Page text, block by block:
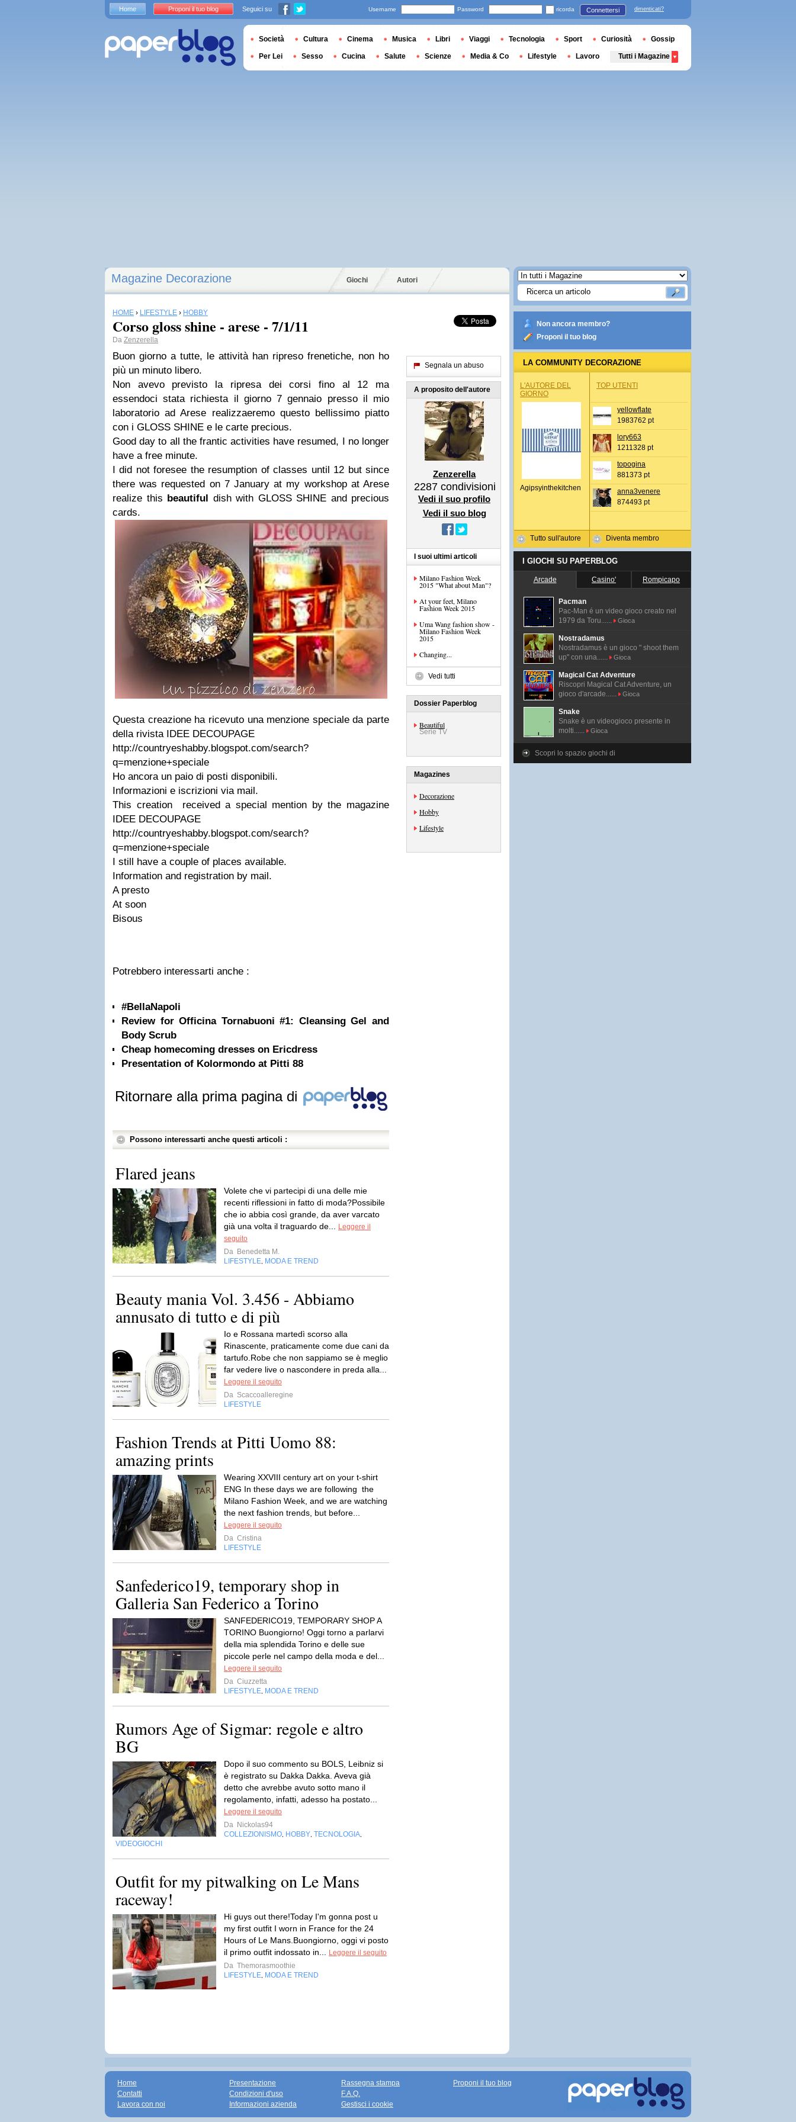
Magazine Decorazione Giochi Autori
HOME › LIFESTYLE › HOBBY
Corso gloss shine - arese - 7/1/11
Da Zenzerella
Buon giorno a tutte, le attività han ripreso frenetiche, non ho
più un minuto libero.
Non avevo previsto la ripresa dei corsi fino al 12 ma
essendoci stata richiesta il giorno 7 gennaio presso il mio
laboratorio ad Arese realizzaeremo questo bellissimo piatto
con i GLOSS SHINE e le carte precious.
Good day to all the frantic activities have resumed, I no longer
have a free minute.
I did not foresee the resumption of classes until 12 but since
there was requested on 7 January at my workshop at Arese
realize this beautiful dish with GLOSS SHINE and precious
cards.
Questa creazione ha ricevuto una menzione speciale da parte
della rivista IDEE DECOUPAGE
http://countryeshabby.blogspot.com/search?
q=menzione+speciale
Ho ancora un paio di posti disponibili.
Informazioni e iscrizioni via mail.
This creation received a special mention by the magazine
IDEE DECOUPAGE
http://countryeshabby.blogspot.com/search?
q=menzione+speciale
I still have a couple of places available.
Information and registration by mail.
A presto
At soon
Bisous
Potrebbero interessarti anche :
#BellaNapoli
Review for Officina Tornabuoni #1: Cleansing Gel and
Body Scrub
Cheap homecoming dresses on Ericdress
Presentation of Kolormondo at Pitti 88
Ritornare alla prima pagina di
Possono interessarti anche questi articoli :
Flared jeans
Volete che vi partecipi di una delle mie
recenti riflessioni in fatto di moda?Possibile
che io abbia così grande, da aver varcato
già una volta il traguardo de...
Leggere il
seguito
Da Benedetta M.
LIFESTYLE MODA E TREND
Beauty mania Vol. 3.456 - Abbiamo
annusato di tutto e di più
Io e Rossana martedì scorso alla
Rinascente, praticamente come due cani da
tartufo.Robe che non sappiamo se è meglio
far vedere live o nascondere in preda alla...
Leggere il seguito
Da Scaccoalleregine
LIFESTYLE
Fashion Trends at Pitti Uomo 88:
amazing prints
Wearing XXVIII century art on your t-shirt
ENG In these days we are following the
Milano Fashion Week, and we are watching
the next fashion trends, but before...
Leggere il seguito
Da Cristina
LIFESTYLE
Sanfederico19, temporary shop in
Galleria San Federico a Torino
SANFEDERICO19, TEMPORARY SHOP A
TORINO Buongiorno! Oggi torno a parlarvi
della mia splendida Torino e delle sue
piccole perle nel campo della moda e del...
Leggere il seguito
Da Ciuzzetta
LIFESTYLE MODA E TREND
Rumors Age of Sigmar: regole e altro
BG
Dopo il suo commento su BOLS, Leibniz si
è registrato su Dakka Dakka. Aveva già
detto che avrebbe avuto sotto mano il
regolamento, infatti, adesso ha postato...
Leggere il seguito
Da Nickolas94
COLLEZIONISMO HOBBY TECNOLOGIA
VIDEOGIOCHI
Outfit for my pitwalking on Le Mans
raceway!
Hi guys out there!Today I'm gonna post u
my first outfit I worn in France for the 24
Hours of Le Mans.Buongiorno, oggi vi posto
il primo outfit indossato in...
Leggere il seguito
Da Themorasmoothie
LIFESTYLE MODA E TREND
Segnala un abuso
A proposito dell'autore
Zenzerella
2287 condivisioni
Vedi il suo profilo
Vedi il suo blog
I suoi ultimi articoli
Milano Fashion Week
2015 "What about Man"?
At your feet, Milano
Fashion Week 2015
Uma Wang fashion show -
Milano Fashion Week
2015
Changing...
Vedi tutti
Dossier Paperblog
Beautiful
Serie TV
Magazines
Decorazione
Hobby
Lifestyle
Non ancora membro?
Proponi il tuo blog
LA COMMUNITY DECORAZIONE
L'AUTORE DEL
GIORNO
Agipsyinthekitchen
Tutto sull'autore
TOP UTENTI
yellowflate
1983762 pt
lory663
1211328 pt
topogina
881373 pt
anna3venere
874493 pt
Diventa membro
I GIOCHI SU PAPERBLOG
Arcade Casino' Rompicapo
Pacman
Pac-Man é un video gioco creato nel
1979 da Toru......
Gioca
Nostradamus
Nostradamus è un gioco " shoot them
up" con una......
Gioca
Magical Cat Adventure
Riscopri Magical Cat Adventure, un
gioco d'arcade......
Gioca
Snake
Snake è un videogioco presente in
molti......
Gioca
Scopri lo spazio giochi di
Home Proponi il tuo blog Seguici su Username Password ricorda Connettersi dimenticati?
Società Cultura Cinema Musica Libri Viaggi Tecnologia Sport Curiosità Gossip
Per Lei Sesso Cucina Salute Scienze Media & Co Lifestyle Lavoro Tutti i Magazine
Home
Contatti
Lavora con noi
Presentazione
Condizioni d'uso
Informazioni azienda
Rassegna stampa
F.A.Q.
Gestisci i cookie
Proponi il tuo blog